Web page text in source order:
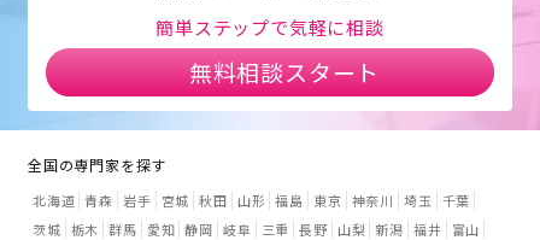
簡単ステップで気軽に相談
無料相談スタート
全国の専門家を探す
北海道 青森 岩手 宮城 秋田 山形 福島 東京 神奈川 埼玉
千葉
茨城 栃木 群馬 愛知 静岡 岐阜 三重 長野 山梨 新潟 福井
富山